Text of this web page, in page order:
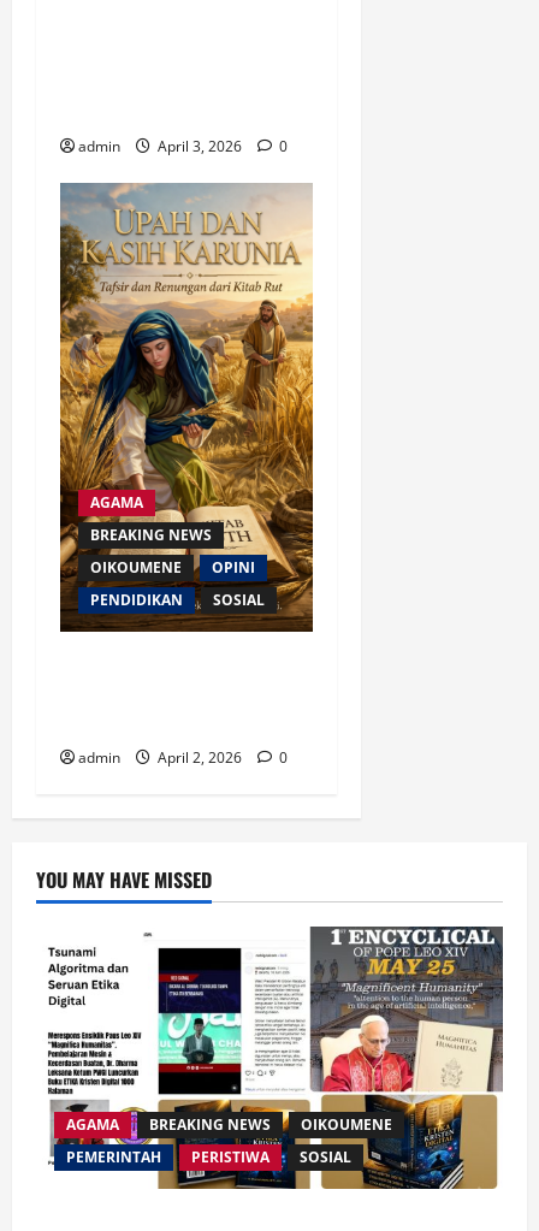
admin April 3, 2026 0
AGAMA
BREAKING NEWS
OIKOUMENE
OPINI
PENDIDIKAN
SOSIAL
admin April 2, 2026 0
YOU MAY HAVE MISSED
AGAMA BREAKING NEWS
OIKOUMENE
PEMERINTAH
PERISTIWA SOSIAL